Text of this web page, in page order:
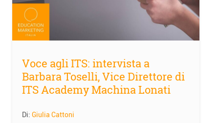
Voce agli ITS: intervista a
Barbara Toselli, Vice Direttore di
ITS Academy Machina Lonati
Di: Giulia Cattoni